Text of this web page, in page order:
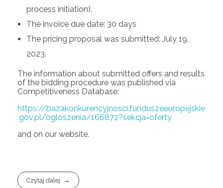
process initiation).
The invoice due date: 30 days
The pricing proposal was submitted: July 19,
2023.
The information about submitted offers and results
of the bidding procedure was published via
Competitiveness Database:
https://bazakonkurencyjnosci.funduszeeuropejskie
.gov.pl/ogloszenia/166872?sekcja=oferty
and on our website.
Czytaj dalej